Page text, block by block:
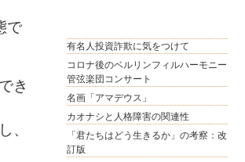
で
き
、
有名人投資詐欺に気をつけて
コロナ後のベルリンフィルハーモニー
管弦楽団コンサート
名画「アマデウス」
カオナシと人格障害の関連性
「君たちはどう生きるか」の考察：改
訂版